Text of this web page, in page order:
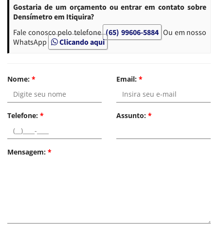
Gostaria de um orçamento ou entrar em contato sobre
Densímetro em Itiquira?
Fale conosco pelo telefone (65) 99606-5884 Ou em nosso
WhatsApp
Clicando aqui
Nome: * Email: *
Telefone: * Assunto: *
Mensagem: *